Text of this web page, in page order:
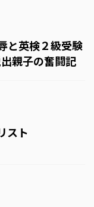
と英検２級受験
親子の奮闘記
スト